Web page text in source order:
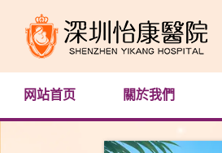
网站首页 關於我們